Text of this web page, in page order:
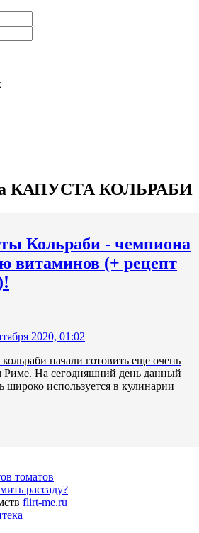
КАПУСТА КОЛЬРАБИ
Кольраби - чемпиона
витаминов (+ рецепт
2020, 01:02
начали готовить еще очень
Риме. На сегодняшний день данный
широко используется в кулинарии
томатов
рассаду?
flirt-me.ru